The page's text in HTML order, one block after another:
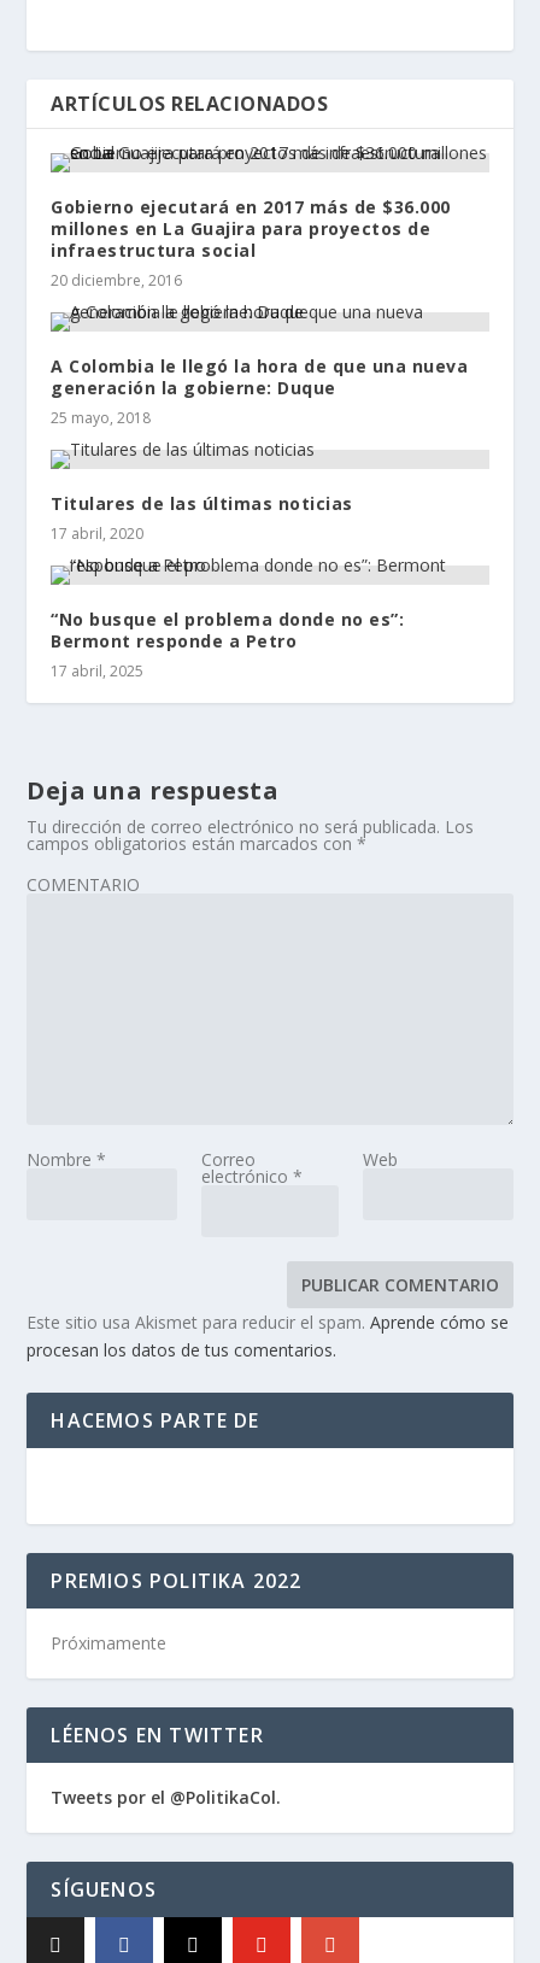
ARTÍCULOS RELACIONADOS
Gobierno ejecutará en 2017 más de $36.000
millones en La Guajira para proyectos de
infraestructura social
20 diciembre, 2016
A Colombia le llegó la hora de que una nueva
generación la gobierne: Duque
25 mayo, 2018
Titulares de las últimas noticias
17 abril, 2020
“No busque el problema donde no es”:
Bermont responde a Petro
17 abril, 2025
Deja una respuesta
Tu dirección de correo electrónico no será publicada. Los
campos obligatorios están marcados con*
COMENTARIO
Nombre* Correo
electrónico *
Web
Este sitio usa Akismet para reducir el spam.Aprende cómo se
procesan los datos de tus comentarios.
HACEMOS PARTE DE
PREMIOS POLITIKA 2022
Próximamente
LÉENOS EN TWITTER
Tweets por el @PolitikaCol.
SÍGUENOS